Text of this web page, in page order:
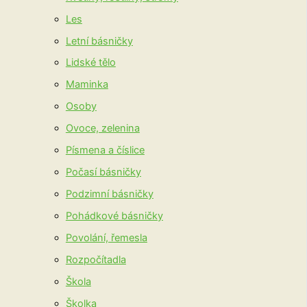
Les
Letní básničky
Lidské tělo
Maminka
Osoby
Ovoce, zelenina
Písmena a číslice
Počasí básničky
Podzimní básničky
Pohádkové básničky
Povolání, řemesla
Rozpočítadla
Škola
Školka